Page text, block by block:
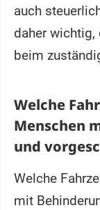
auch
daher
beim
Welche
Menschen
und
Welche
mit